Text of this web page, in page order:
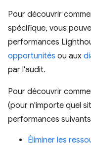
Pour découvrir
spécifique, vous
performances
opportunités ou aux
par l'audit.
Pour découvrir
(pour n'importe quel
performances
Éliminer les